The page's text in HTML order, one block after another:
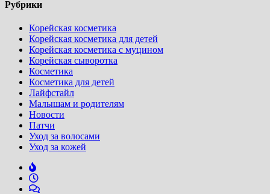
Рубрики
Корейская косметика
Корейская косметика для детей
Корейская косметика с муцином
Корейская сыворотка
Косметика
Косметика для детей
Лайфстайл
Малышам и родителям
Новости
Патчи
Уход за волосами
Уход за кожей